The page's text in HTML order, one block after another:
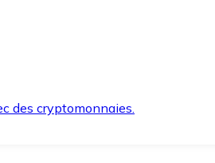
des cryptomonnaies.